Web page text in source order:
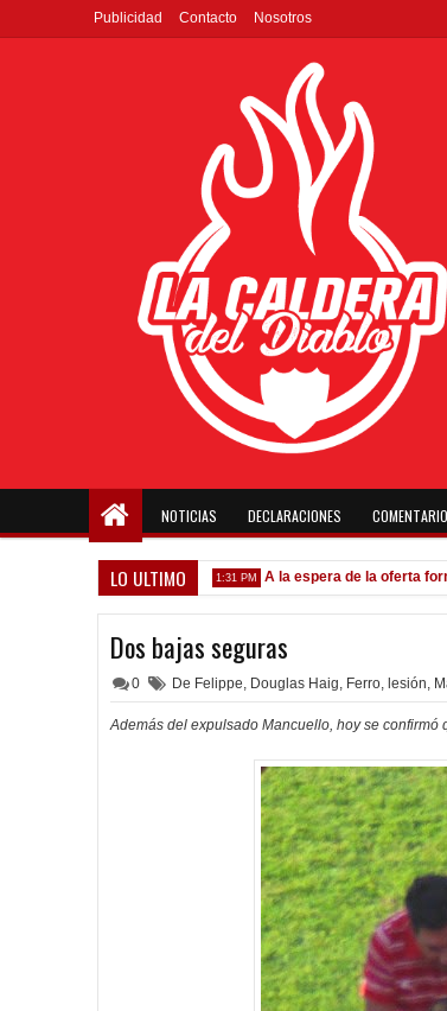
Publicidad Contacto Nosotros
NOTICIAS DECLARACIONES
LO ULTIMO
ante el Calamar 1:31 PM A la espera de la oferta formal
Dos bajas seguras
0 De Felippe, Douglas Haig, Ferro, lesión,
Además del expulsado Mancuello, hoy se